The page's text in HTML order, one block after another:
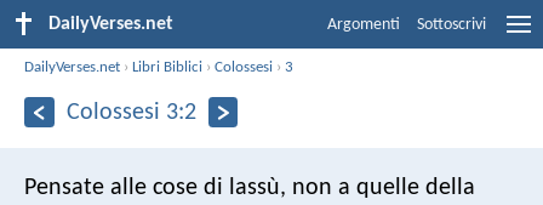
DailyVerses.net Argomenti Sottoscrivi
DailyVerses.net ›Libri Biblici ›Colossesi ›3
Colossesi 3:2
Pensate alle cose di lassù, non a quelle della